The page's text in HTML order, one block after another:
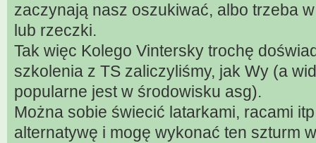
zaczynają nasz oszukiwać, albo trzeba
lub rzeczki.
Tak więc Kolego Vintersky trochę
szkolenia z TS zaliczyliśmy, jak Wy (a
popularne jest w środowisku asg).
Można sobie świecić latarkami, racami
alternatywę i mogę wykonać ten szturm